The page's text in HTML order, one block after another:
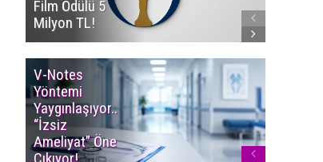
Film Ödülü 5
Milyon TL!
V-Notes
Yöntemi
Yaygınlaşıyor..
“İzsiz
Ameliyat” Öne